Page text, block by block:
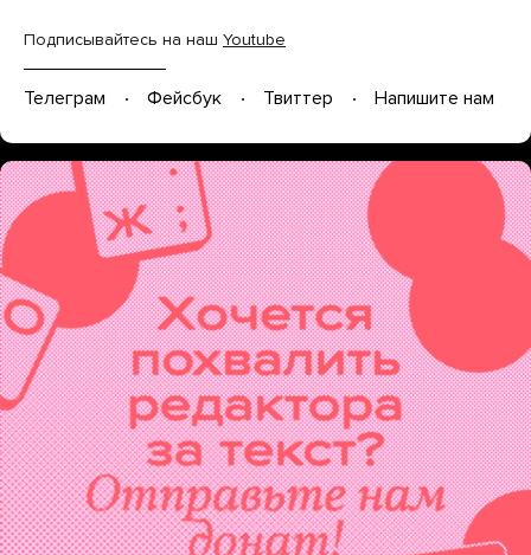
Подписывайтесь на наш Youtube
Телеграм Фейсбук Твиттер Напишите нам